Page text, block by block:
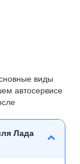
виды
автосервисе
Лада